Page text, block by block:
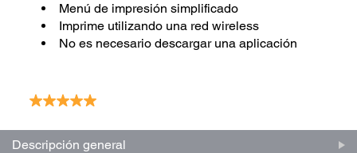
Menú de impresión simplificado
Imprime utilizando una red wireless
No es necesario descargar una aplicación
reseña.
Enlace
Descripción general